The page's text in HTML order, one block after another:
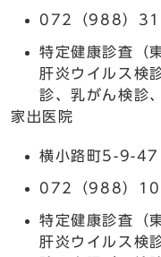
072（988）
特定健康診査（
肝炎ウイルス検
診、乳がん検診
家出医院
横小路町5-9-47
072（988）
特定健康診査（
肝炎ウイルス検